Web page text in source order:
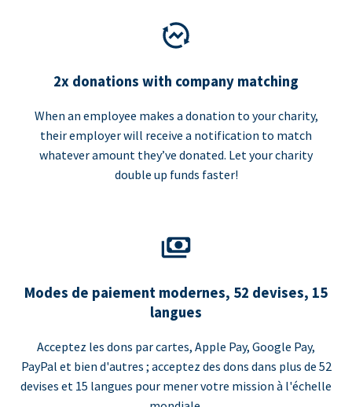
2x donations with company matching
When an employee makes a donation to your charity,
their employer will receive a notification to match
whatever amount they’ve donated. Let your charity
double up funds faster!
Modes de paiement modernes, 52 devises, 15
langues
Acceptez les dons par cartes, Apple Pay, Google Pay,
PayPal et bien d'autres ; acceptez des dons dans plus de 52
devises et 15 langues pour mener votre mission à l'échelle